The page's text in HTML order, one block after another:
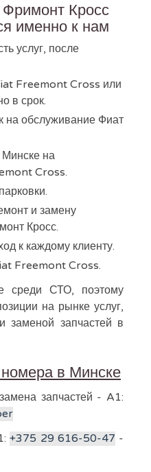
Кросс
именно к нам
услуг, после
Freemont Cross или
в срок.
на обслуживание Фиат
на
Cross.
и замену
Кросс.
к каждому клиенту.
Freemont Cross.
СТО, поэтому
на рынке услуг,
заменой запчастей в
в Минске
запчастей - A1:
+375 29 616-50-47 -